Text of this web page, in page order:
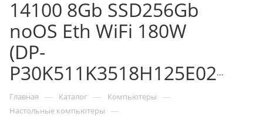
14100 8Gb SSD256Gb
noOS Eth WiFi 180W
(DP-
P30K511K3518H125E02NWNFTNN3)
Главная — Каталог — Компьютеры —
Настольные компьютеры —